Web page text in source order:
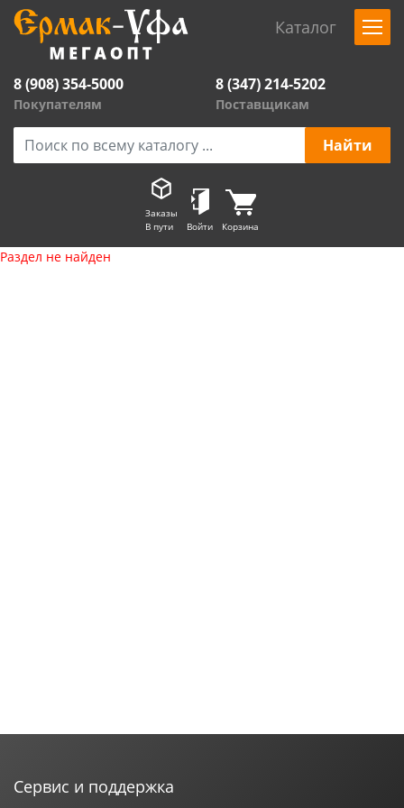
Каталог
8 (908) 354-5000
Покупателям
8 (347) 214-5202
Поставщикам
Заказы
В пути
Войти Корзина
Раздел не найден
Сервис и поддержка